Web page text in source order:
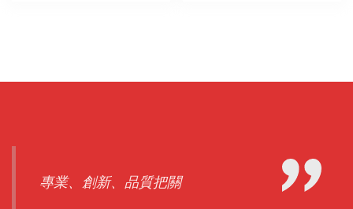
專業、創新、品質把關